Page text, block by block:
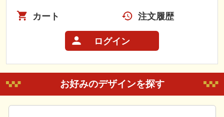
カート 注文履歴
ログイン
お好みのデザインを探す